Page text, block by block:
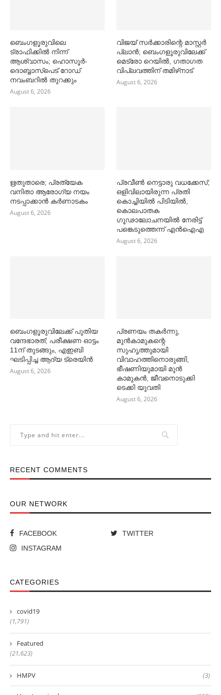
ബെംഗളൂരുവിലെ
ട്രാഫിക്കില്‍ നിന്ന്
ആശ്വാസം; ഹൊസൂര്‍-
ദൊബ്ബാസ്പെട് റോഡ്
നവംബറില്‍ തുറക്കും
August 6, 2026
വിജയ് സര്‍ക്കാരിന്റെ മാസ്റ്റര്‍
പ്ലാന്‍; ബെംഗളൂരുവിലേക്ക്
മെട്രോ റെയില്‍, ഗതാഗത
വിപ്ലവത്തിന് തമിഴ്‌നാട്
August 6, 2026
ഋതുതാരെ; പ്രത്യേക
വനിതാ ആരോഗ്യ നയം
നടപ്പാക്കാൻ കര്‍ണാടകം
August 6, 2026
പ്രവീൺ നെട്ടാരു വധക്കേസ്;
ഒളിവിലായിരുന്ന പ്രതി
കൊച്ചിയിൽ പിടിയിൽ,
കൊലപാതക
ഗൂഢാലോചനയിൽ നേരിട്ട്
പങ്കെടുത്തെന്ന് എൻഐഎ
August 6, 2026
ബെംഗളൂരുവിലേക്ക് പുതിയ
വന്ദേഭാരത്; പരീക്ഷണ ഓട്ടം
11ന് തുടങ്ങും, എഇബി
ഘടിപ്പിച്ച ആദ്യ ട്രെയിന്‍
August 6, 2026
പ്രണയം തകര്‍ന്നു,
മുൻകാമുകന്റെ
സുഹൃത്തുമായി
വിവാഹത്തിനൊരുങ്ങി,
ഭീഷണിയുമായി മുൻ
കാമുകൻ, ജീവനൊടുക്കി
ടെക്കി യുവതി
August 6, 2026
RECENT COMMENTS
OUR NETWORK
FACEBOOK
TWITTER
INSTAGRAM
CATEGORIES
covid19
(1,791)
Featured
(21,623)
HMPV (3)